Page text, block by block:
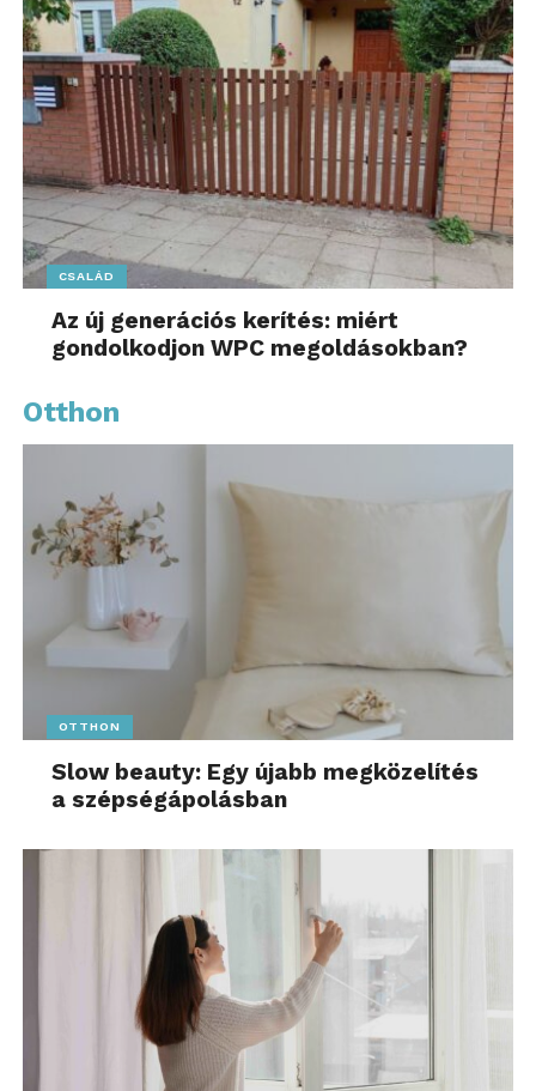
CSALÁD
Az új generációs kerítés: miért
gondolkodjon WPC megoldásokban?
Otthon
OTTHON
Slow beauty: Egy újabb megközelítés
a szépségápolásban